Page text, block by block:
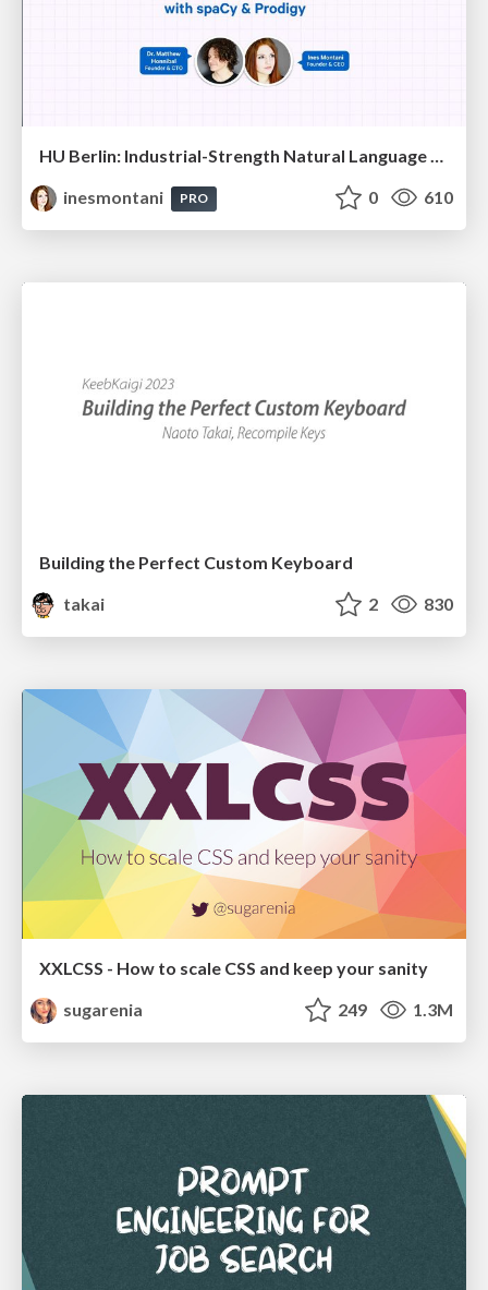
HU Berlin: Industrial-Strength Natural Language Processing with spaCy and Prodigy
inesmontani
PRO 0 610
Building the Perfect Custom Keyboard
takai
2 830
XXLCSS - How to scale CSS and keep your sanity
sugarenia
249 1.3M